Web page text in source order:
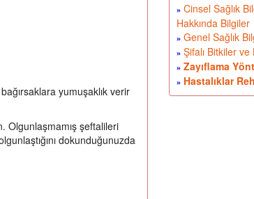
yumuşaklık verir
Olgunlaşmamış şeftalileri
dokunduğunuzda
» Cinsel Sağlık
Hakkında Bilgiler
» Genel Sağlık
» Şifalı Bitkiler
» Zayıflama
» Hastalıklar